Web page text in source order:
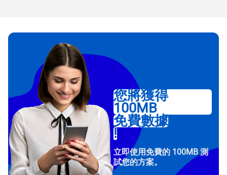
您將獲得
100MB
免費數據
!
立即使用免費的 100MB 測
試您的方案。